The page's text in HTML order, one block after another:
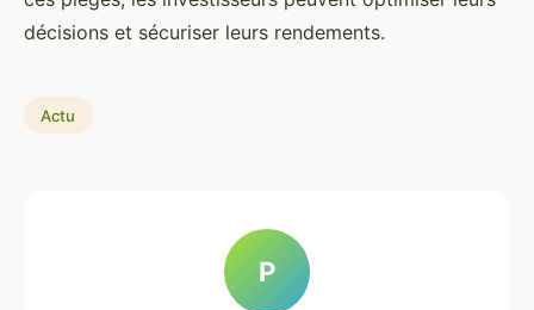
décisions et sécuriser leurs rendements.
Actu
P